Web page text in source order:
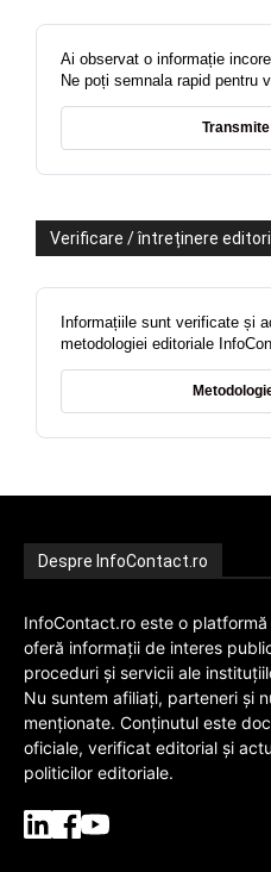
Ai observat o informație
Ne poți semnala rapid pentru
Verificare / întreținere
Informațiile sunt verificate și
metodologiei editoriale
Despre InfoContact.ro
InfoContact.ro este o
oferă informații de interes
proceduri și servicii ale
Nu suntem afiliați, parteneri și
menționate. Conținutul este
oficiale, verificat editorial și
politicilor editoriale.